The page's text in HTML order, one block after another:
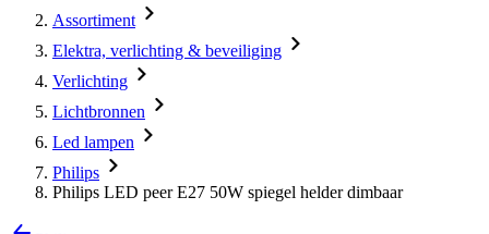
Assortiment
Elektra, verlichting & beveiliging
Verlichting
Lichtbronnen
Led lampen
Philips
Philips LED peer E27 50W spiegel helder dimbaar